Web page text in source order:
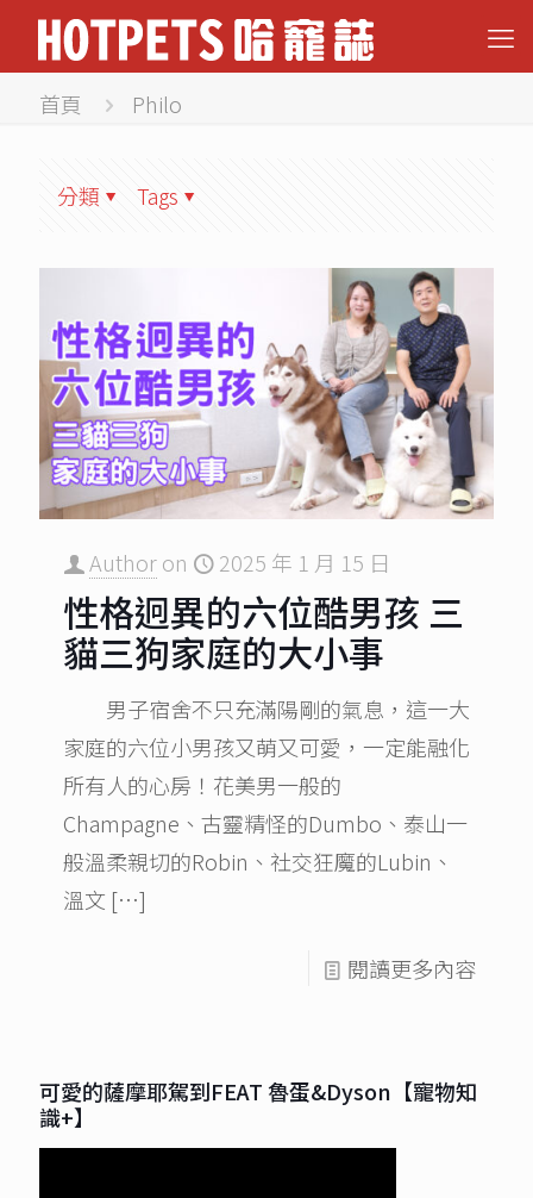
首頁 Philo
分類 Tags
Authoron 2025 年 1 月 15 日
性格迥異的六位酷男孩 三
貓三狗家庭的大小事
男子宿舍不只充滿陽剛的氣息，這一大
家庭的六位小男孩又萌又可愛，一定能融化
所有人的心房！花美男一般的
Champagne、古靈精怪的Dumbo、泰山一
般溫柔親切的Robin、社交狂魔的Lubin、
溫文 […]
閱讀更多內容
可愛的薩摩耶駕到FEAT 魯蛋&Dyson【寵物知
識+】